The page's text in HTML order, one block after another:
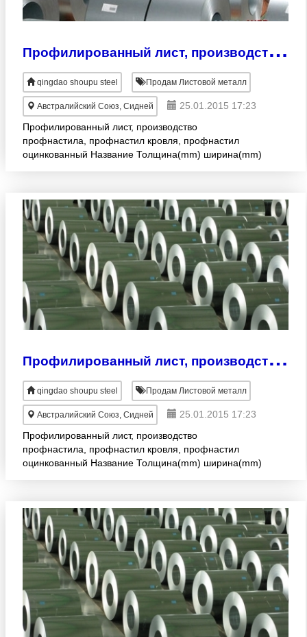
П
рофилированный лист, производство профнастила, профнастил кровля,
qingdao shoupu steel Продам Листовой металл
Австралийский Союз, Сидней
25.01.2015 17:23
Профилированный лист, производство
профнастила, профнастил кровля, профнастил
оцинкованный Название Толщина(mm) ширина(mm)
П
рофилированный лист, производство профнастила, профнастил кровля,
qingdao shoupu steel Продам Листовой металл
Австралийский Союз, Сидней
25.01.2015 17:23
Профилированный лист, производство
профнастила, профнастил кровля, профнастил
оцинкованный Название Толщина(mm) ширина(mm)